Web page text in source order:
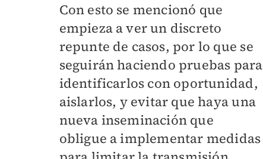
Con esto se mencionó que
empieza a ver un discreto
repunte de casos, por lo que se
seguirán haciendo pruebas para
identificarlos con oportunidad,
aislarlos, y evitar que haya una
nueva inseminación que
obligue a implementar medidas